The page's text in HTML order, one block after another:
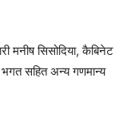
मनीष सिसोदिया, कैबिनेट
भगत सहित अन्य गणमान्य